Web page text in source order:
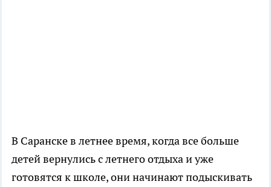
В Саранске в летнее время, когда все больше
детей вернулись с летнего отдыха и уже
готовятся к школе, они начинают подыскивать